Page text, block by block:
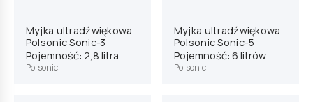
Myjka ultradźwiękowa
Polsonic Sonic-3
Pojemność: 2,8 litra
Polsonic
Myjka ultradźwiękowa
Polsonic Sonic-5
Pojemność: 6 litrów
Polsonic